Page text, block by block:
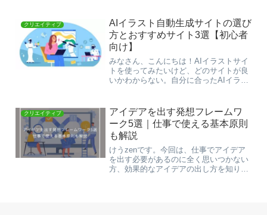
を解説します。この記事のゴール
NotebookLMを使...
クリエイティブ
AIイラスト自動生成サイトの選び
方とおすすめサイト3選【初心者
向け】
みなさん、こんにちは！AIイラストサイ
トを使ってみたいけど、どのサイトが良
いかわからない。自分に合ったAIイラス
ような悩み・疑問に対して、自分に合っ
たAIイラストサイト...
クリエイティブ
アイデアを出す発想フレームワ
ーク5選｜仕事で使える基本原則
も解説
けうzenです。今回は、仕事でアイデア
を出す必要があるのに全く思いつかない
方、効果的なアイデアの出し方を知りた